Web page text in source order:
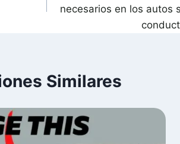
necesarios en los autos
Similares